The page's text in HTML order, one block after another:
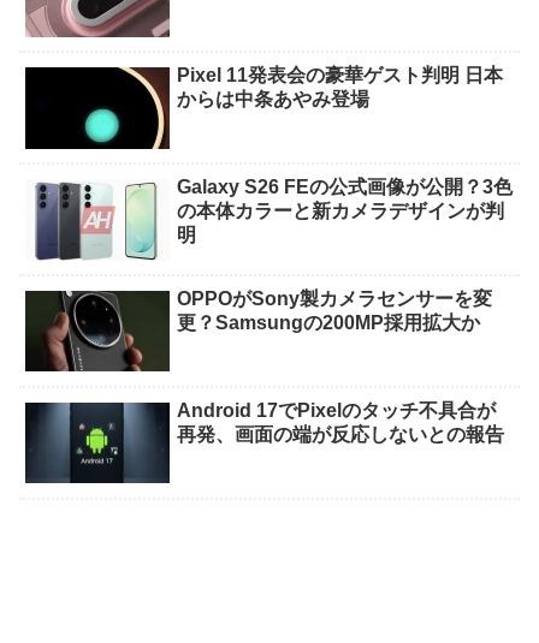
Pixel 11発表会の豪華ゲスト判明 日本
からは中条あやみ登場
Galaxy S26 FEの公式画像が公開？3色
の本体カラーと新カメラデザインが判
明
OPPOがSony製カメラセンサーを変
更？Samsungの200MP採用拡大か
Android 17でPixelのタッチ不具合が
再発、画面の端が反応しないとの報告